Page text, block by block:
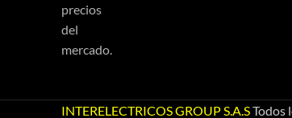
precios
del
mercado.
INTERELECTRICOS GROUP S.A.STodos